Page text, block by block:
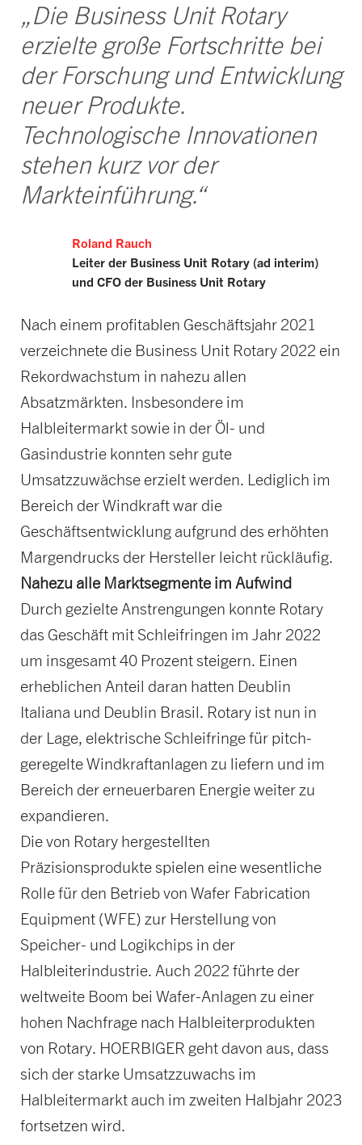
„Die Business Unit Rotary
erzielte große Fortschritte bei
der Forschung und Entwicklung
neuer Produkte.
Technologische Innovationen
stehen kurz vor der
Markteinführung.“
Roland Rauch
Leiter der Business Unit Rotary (ad interim)
und CFO der Business Unit Rotary
Nach einem profitablen Geschäftsjahr 2021
verzeichnete die Business Unit Rotary 2022 ein
Rekordwachstum in nahezu allen
Absatzmärkten. Insbesondere im
Halbleitermarkt sowie in der Öl- und
Gasindustrie konnten sehr gute
Umsatzzuwächse erzielt werden. Lediglich im
Bereich der Windkraft war die
Geschäftsentwicklung aufgrund des erhöhten
Margendrucks der Hersteller leicht rückläufig.
Nahezu alle Marktsegmente im Aufwind
Durch gezielte Anstrengungen konnte Rotary
das Geschäft mit Schleifringen im Jahr 2022
um insgesamt 40 Prozent steigern. Einen
erheblichen Anteil daran hatten Deublin
Italiana und Deublin Brasil. Rotary ist nun in
der Lage, elektrische Schleifringe für pitch-
geregelte Windkraftanlagen zu liefern und im
Bereich der erneuerbaren Energie weiter zu
expandieren.
Die von Rotary hergestellten
Präzisionsprodukte spielen eine wesentliche
Rolle für den Betrieb von Wafer Fabrication
Equipment (WFE) zur Herstellung von
Speicher- und Logikchips in der
Halbleiterindustrie. Auch 2022 führte der
weltweite Boom bei Wafer-Anlagen zu einer
hohen Nachfrage nach Halbleiterprodukten
von Rotary. HOERBIGER geht davon aus, dass
sich der starke Umsatzzuwachs im
Halbleitermarkt auch im zweiten Halbjahr 2023
fortsetzen wird.